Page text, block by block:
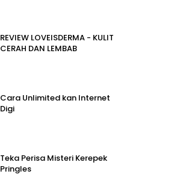
REVIEW LOVEISDERMA - KULIT
CERAH DAN LEMBAB
Cara Unlimited kan Internet
Digi
Teka Perisa Misteri Kerepek
Pringles